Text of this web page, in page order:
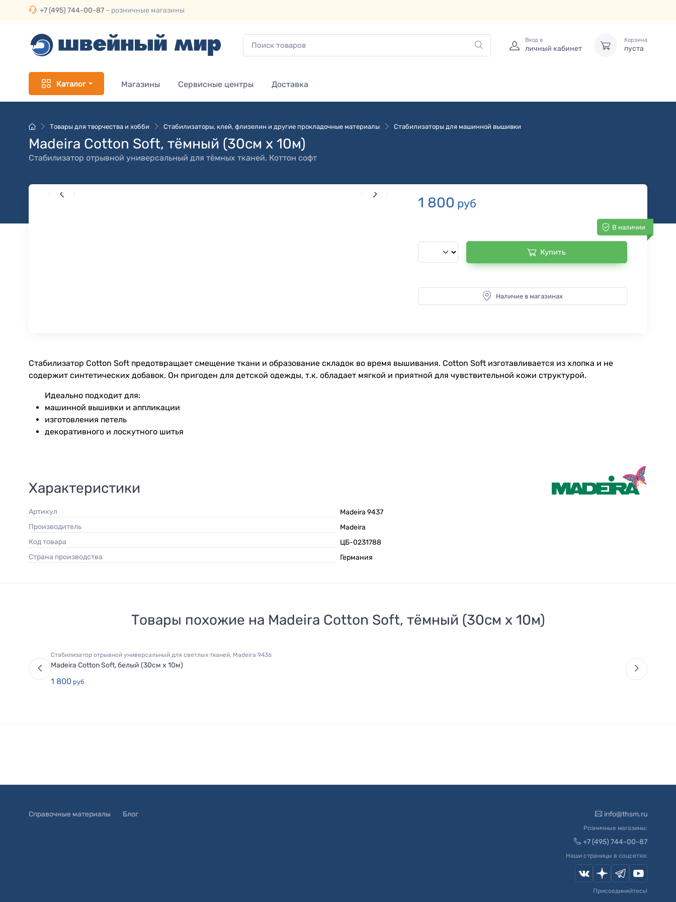
+7 (495) 744-00-87 – розничные магазины
Вход в
личный кабинет
Корзина
пуста
Каталог Магазины Сервисные центры Доставка
Товары для творчества и хобби Стабилизаторы, клей, флизелин и другие прокладочные материалы Стабилизаторы для машинной вышивки
Madeira Cotton Soft, тёмный (30см х 10м)
Стабилизатор отрывной универсальный для тёмных тканей. Коттон софт
1 800 руб
В наличии
Купить
Наличие в магазинах
Стабилизатор Cotton Soft предотвращает смещение ткани и образование складок во время вышивания. Cotton Soft изготавливается из хлопка и не
содержит синтетических добавок. Он пригоден для детской одежды, т.к. обладает мягкой и приятной для чувствительной кожи структурой.
Идеально подходит для:
машинной вышивки и аппликации
изготовления петель
декоративного и лоскутного шитья
Характеристики
Артикул
Madeira 9437
Производитель
Madeira
Код товара
ЦБ-0231788
Страна производства
Германия
Товары похожие на Madeira Cotton Soft, тёмный (30см х 10м)
Стабилизатор отрывной универсальный для светлых тканей. Madeira 9436
Madeira Cotton Soft, белый (30см х 10м)
1 800 руб
Справочные материалы Блог info@thsm.ru
Розничные магазины:
+7 (495) 744-00-87
Наши страницы в соцсетях:
Присоединяйтесь!